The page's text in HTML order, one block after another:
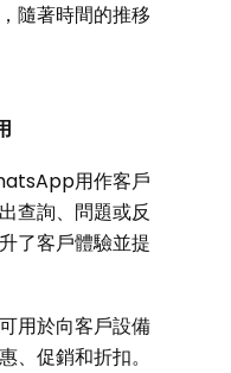
隨著時間的推移
用作客戶
查詢、問題或反
了客戶體驗並提
用於向客戶設備
、促銷和折扣。